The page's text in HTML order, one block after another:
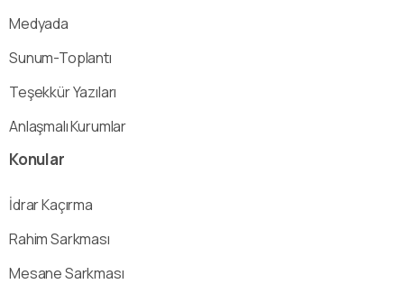
Medyada
Sunum-Toplantı
Teşekkür Yazıları
Anlaşmalı Kurumlar
Konular
İdrar Kaçırma
Rahim Sarkması
Mesane Sarkması